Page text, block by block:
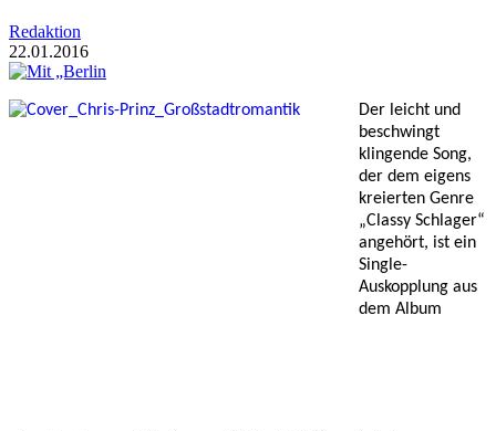
Redaktion
22.01.2016
Der leicht und
beschwingt
klingende Song,
der dem eigens
kreierten Genre
„Classy Schlager“
angehört, ist ein
Single-
Auskopplung aus
dem Album